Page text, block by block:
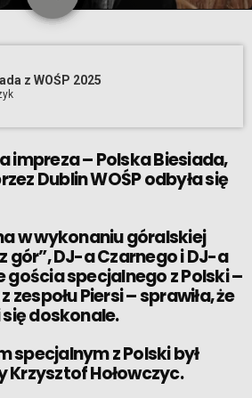
z WOŚP 2025
impreza – Polska Biesiada,
Dublin WOŚPodbyła się
w wykonaniu góralskiej
gór”, DJ-a Czarnego i DJ-a
gościa specjalnego z Polski –
Piersi – sprawiła, że
doskonale.
specjalnym z Polski był
Krzysztof Hołowczyc.